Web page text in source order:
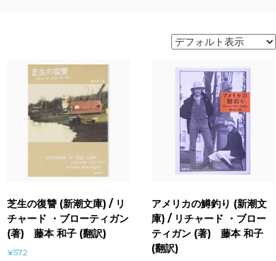
芝生の復讐 (新潮文庫) / リ
チャード ・ブローティガン
(著) 藤本 和子 (翻訳)
¥572
アメリカの鱒釣り (新潮文
庫) / リチャード ・ブロー
ティガン (著) 藤本 和子
(翻訳)